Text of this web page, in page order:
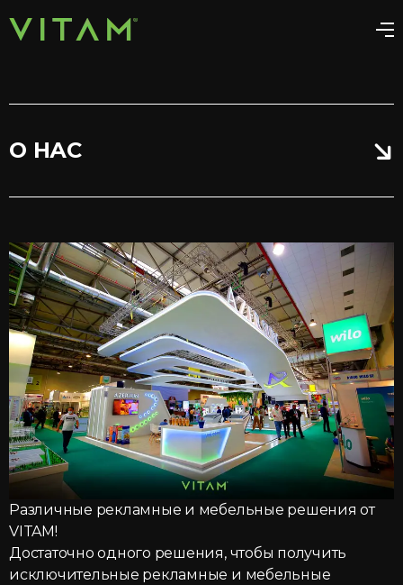
О НАС
Различные рекламные и мебельные решения от
VITAM!
Достаточно одного решения, чтобы получить
исключительные рекламные и мебельные